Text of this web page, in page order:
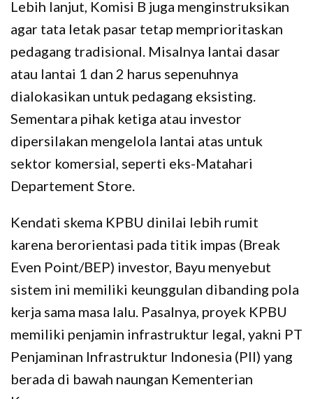
Lebih lanjut, Komisi B juga menginstruksikan
agar tata letak pasar tetap memprioritaskan
pedagang tradisional. Misalnya lantai dasar
atau lantai 1 dan 2 harus sepenuhnya
dialokasikan untuk pedagang eksisting.
Sementara pihak ketiga atau investor
dipersilakan mengelola lantai atas untuk
sektor komersial, seperti eks-Matahari
Departement Store.
Kendati skema KPBU dinilai lebih rumit
karena berorientasi pada titik impas (Break
Even Point/BEP) investor, Bayu menyebut
sistem ini memiliki keunggulan dibanding pola
kerja sama masa lalu. Pasalnya, proyek KPBU
memiliki penjamin infrastruktur legal, yakni PT
Penjaminan Infrastruktur Indonesia (PII) yang
berada di bawah naungan Kementerian